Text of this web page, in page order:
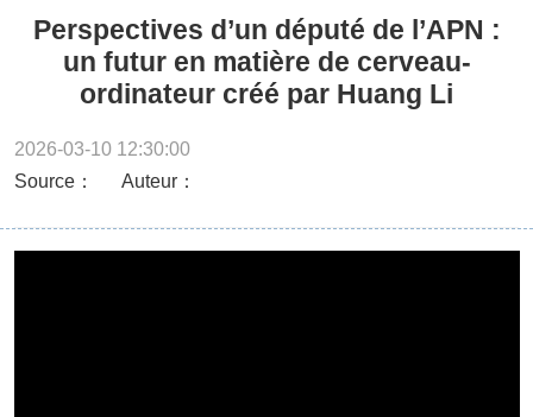
Perspectives d’un député de l’APN :
un futur en matière de cerveau-
ordinateur créé par Huang Li
2026-03-10 12:30:00
Source：
Auteur：